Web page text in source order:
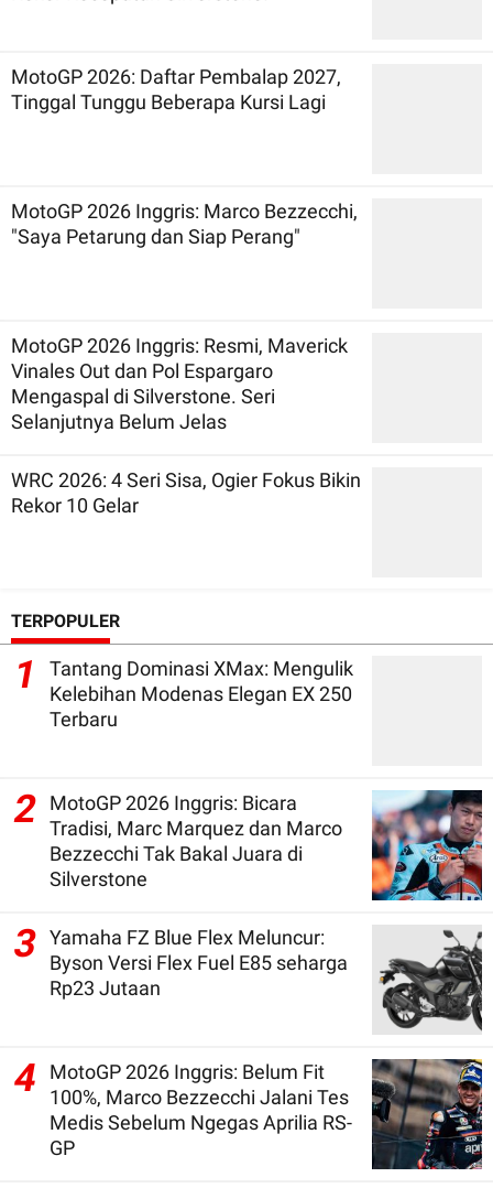
MotoGP 2026: Daftar Pembalap 2027,
Tinggal Tunggu Beberapa Kursi Lagi
MotoGP 2026 Inggris: Marco Bezzecchi,
"Saya Petarung dan Siap Perang"
MotoGP 2026 Inggris: Resmi, Maverick
Vinales Out dan Pol Espargaro
Mengaspal di Silverstone. Seri
Selanjutnya Belum Jelas
WRC 2026: 4 Seri Sisa, Ogier Fokus Bikin
Rekor 10 Gelar
TERPOPULER
1
Tantang Dominasi XMax: Mengulik
Kelebihan Modenas Elegan EX 250
Terbaru
2
MotoGP 2026 Inggris: Bicara
Tradisi, Marc Marquez dan Marco
Bezzecchi Tak Bakal Juara di
Silverstone
3 Yamaha FZ Blue Flex Meluncur:
Byson Versi Flex Fuel E85 seharga
Rp23 Jutaan
4
MotoGP 2026 Inggris: Belum Fit
100%, Marco Bezzecchi Jalani Tes
Medis Sebelum Ngegas Aprilia RS-
GP